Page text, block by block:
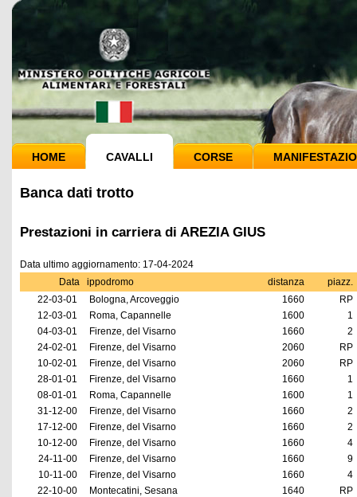
HOME CAVALLI CORSE
Banca dati trotto
Prestazioni in carriera di AREZIA GIUS
Data ultimo aggiornamento: 17-04-2024
Data
ippodromo distanza
piazz.
22-03-01
Bologna, Arcoveggio 1660
RP
12-03-01
Roma, Capannelle 1600
1
04-03-01
Firenze, del Visarno 1660
2
24-02-01
Firenze, del Visarno 2060
RP
10-02-01
Firenze, del Visarno 2060
RP
28-01-01
Firenze, del Visarno 1660
1
08-01-01
Roma, Capannelle 1600
1
31-12-00
Firenze, del Visarno 1660
2
17-12-00
Firenze, del Visarno 1660
2
10-12-00
Firenze, del Visarno 1660
4
24-11-00
Firenze, del Visarno 1660
9
10-11-00
Firenze, del Visarno 1660
4
22-10-00
Montecatini, Sesana 1640
RP